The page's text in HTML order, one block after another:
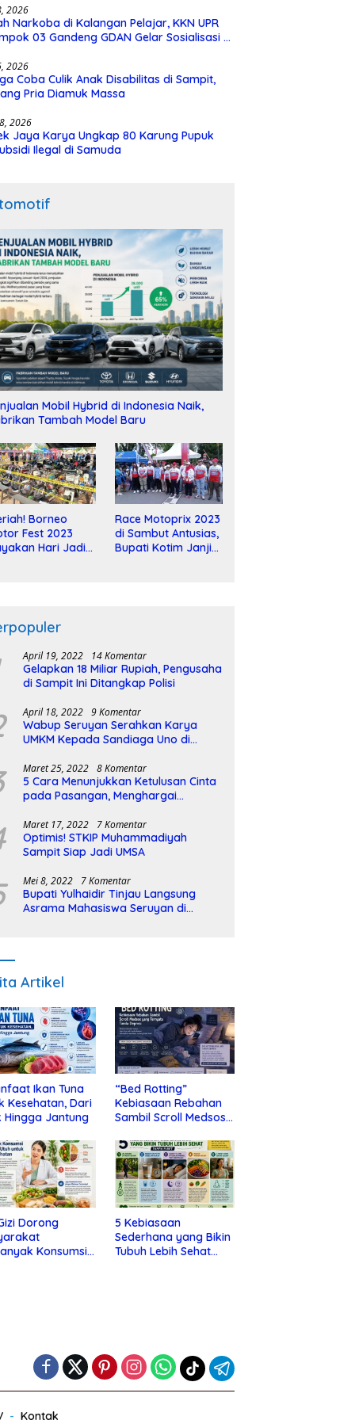
2026
Narkoba di Kalangan Pelajar, KKN UPR
03 Gandeng GDAN Gelar Sosialisasi di
2026
Coba Culik Anak Disabilitas di Sampit,
Pria Diamuk Massa
2026
Jaya Karya Ungkap 80 Karung Pupuk
Ilegal di Samuda
Mobil Hybrid di Indonesia Naik,
Tambah Model Baru
Borneo
Fest 2023
Hari Jadi
Race Motoprix 2023
di Sambut Antusias,
Bupati Kotim Janji
April 19, 2022 14 Komentar
Gelapkan 18 Miliar Rupiah, Pengusaha
di Sampit Ini Ditangkap Polisi
April 18, 2022 9 Komentar
Wabup Seruyan Serahkan Karya
UMKM Kepada Sandiaga Uno di
Maret 25, 2022 8 Komentar
5 Cara Menunjukkan Ketulusan Cinta
pada Pasangan, Menghargai
Maret 17, 2022 7 Komentar
Optimis! STKIP Muhammadiyah
Sampit Siap Jadi UMSA
Mei 8, 2022 7 Komentar
Bupati Yulhaidir Tinjau Langsung
Asrama Mahasiswa Seruyan di
Artikel
Ikan Tuna
Kesehatan, Dari
Hingga Jantung
“Bed Rotting”
Kebiasaan Rebahan
Sambil Scroll Medsos
Depresi
Dorong
Konsumsi
5 Kebiasaan
Sederhana yang Bikin
Tubuh Lebih Sehat
Kontak